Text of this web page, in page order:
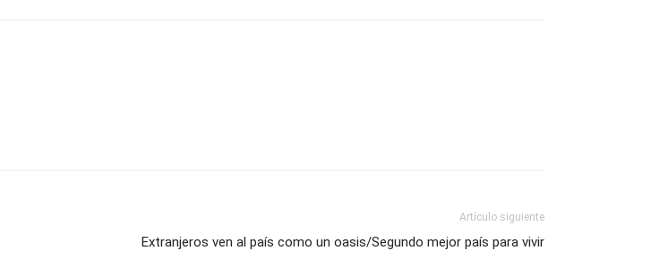
Artículo siguiente
Extranjeros ven al país como un oasis/Segundo mejor país para vivir